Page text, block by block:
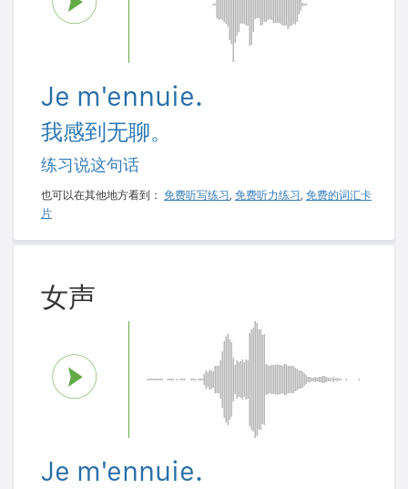
Je m'ennuie.
我感到无聊。
练习说这句话
也可以在其他地方看到： 免费听写练习, 免费听力练习, 免费的词汇卡
片
女声
Je m'ennuie.